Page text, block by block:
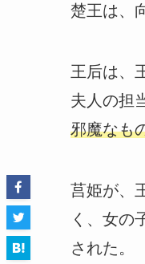
楚王は、
王后は、
夫人の担
邪魔なも
莒姫が、
く、女の
された。